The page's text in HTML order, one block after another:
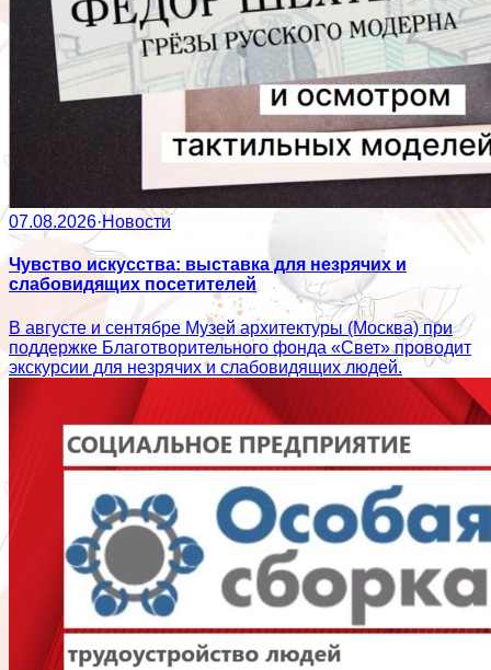
07.08.2026·Новости
Чувство искусства: выставка для незрячих и
слабовидящих посетителей
В августе и сентябре Музей архитектуры (Москва) при
поддержке Благотворительного фонда «Свет» проводит
экскурсии для незрячих и слабовидящих людей.